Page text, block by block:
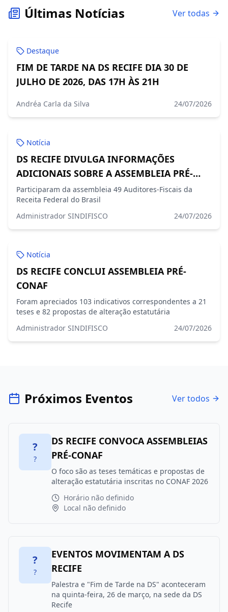
Últimas Notícias Ver todas
Destaque
FIM DE TARDE NA DS RECIFE DIA 30 DE
JULHO DE 2026, DAS 17H ÀS 21H
Andréa Carla da Silva 24/07/2026
Notícia
DS RECIFE DIVULGA INFORMAÇÕES
ADICIONAIS SOBRE A ASSEMBLEIA PRÉ-
CONAF
Participaram da assembleia 49 Auditores-Fiscais da
Receita Federal do Brasil
Administrador SINDIFISCO
24/07/2026
Notícia
DS RECIFE CONCLUI ASSEMBLEIA PRÉ-
CONAF
Foram apreciados 103 indicativos correspondentes a 21
teses e 82 propostas de alteração estatutária
Administrador SINDIFISCO
24/07/2026
Próximos Eventos Ver todos
?
?
DS RECIFE CONVOCA ASSEMBLEIAS
PRÉ-CONAF
O foco são as teses temáticas e propostas de
alteração estatutária inscritas no CONAF 2026
Horário não definido
Local não definido
?
?
EVENTOS MOVIMENTAM A DS
RECIFE
Palestra e "Fim de Tarde na DS" aconteceram
na quinta-feira, 26 de março, na sede da DS
Recife